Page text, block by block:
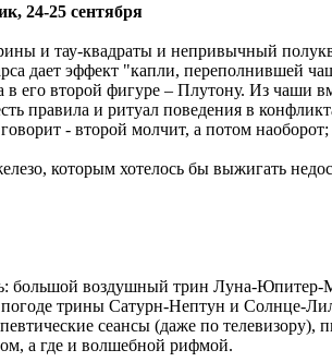
24-25 сентября
и тау-квадраты и непривычный
дает эффект "капли, переполнившей
в его второй фигуре – Плутону. Из чаши
правила и ритуал поведения в
- второй молчит, а потом
которым хотелось бы выжигать
большой воздушный трин Луна-Юпитер-
погоде трины Сатурн-Нептун и Солнце-
сеансы (даже по телевизору),
а где и волшебной рифмой.